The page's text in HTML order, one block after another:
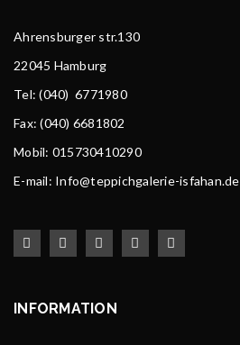
Ahrensburger str.130
22045 Hamburg
Tel: (040) 6771980
Fax: (040) 6681802
Mobil: 015730410290
E-mail: Info@teppichgalerie-isfahan.de
INFORMATION